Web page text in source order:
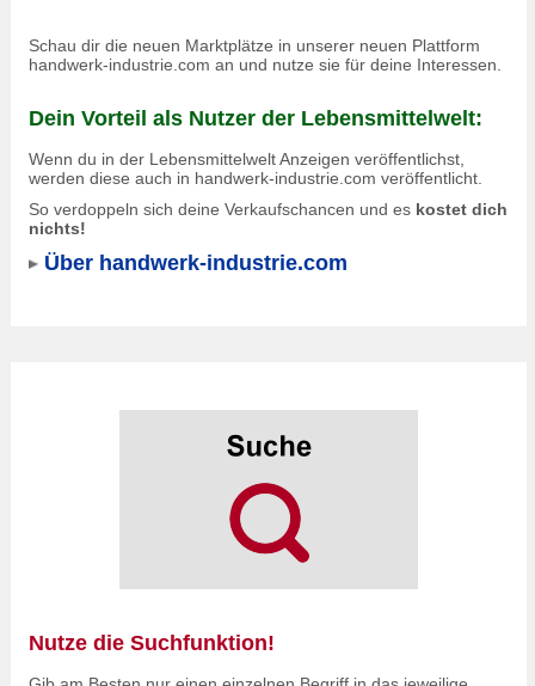
Schau dir die neuen Marktplätze in unserer neuen Plattform
handwerk-industrie.com an und nutze sie für deine Interessen.
Dein Vorteil als Nutzer der Lebensmittelwelt:
Wenn du in der Lebensmittelwelt Anzeigen veröffentlichst,
werden diese auch in handwerk-industrie.com veröffentlicht.
So verdoppeln sich deine Verkaufschancen und es kostet dich
nichts!
Über handwerk-industrie.com
Nutze die Suchfunktion!